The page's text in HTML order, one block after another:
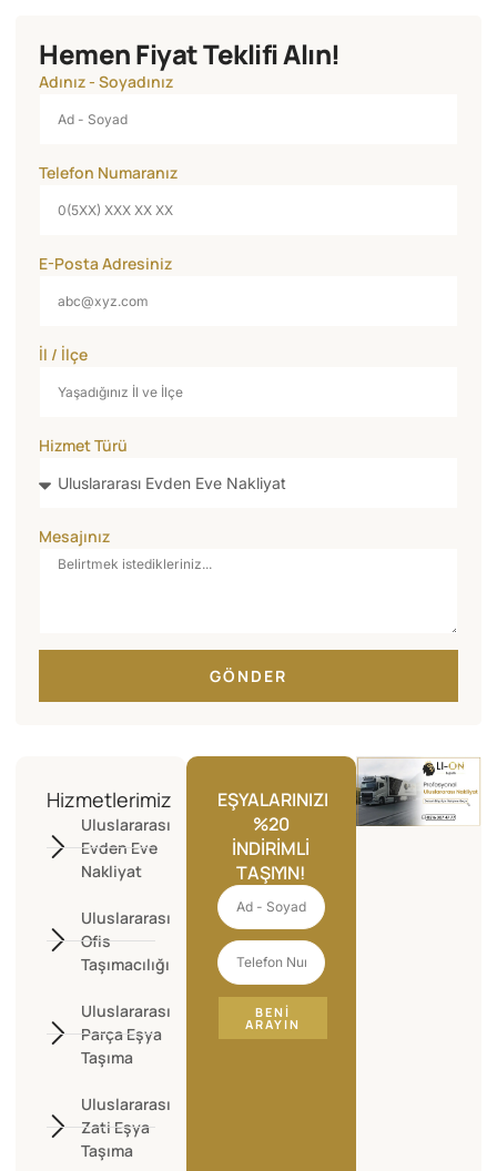
Hemen Fiyat Teklifi Alın!
Adınız - Soyadınız
Telefon Numaranız
E-Posta Adresiniz
İl / İlçe
Hizmet Türü
Mesajınız
GÖNDER
Hizmetlerimiz
Uluslararası
Evden Eve
Nakliyat
Uluslararası
Ofis
Taşımacılığı
Uluslararası
Parça Eşya
Taşıma
Uluslararası
Zati Eşya
Taşıma
EŞYALARINIZI
%20
İNDIRIMLI
TAŞIYIN!
BENI
ARAYIN